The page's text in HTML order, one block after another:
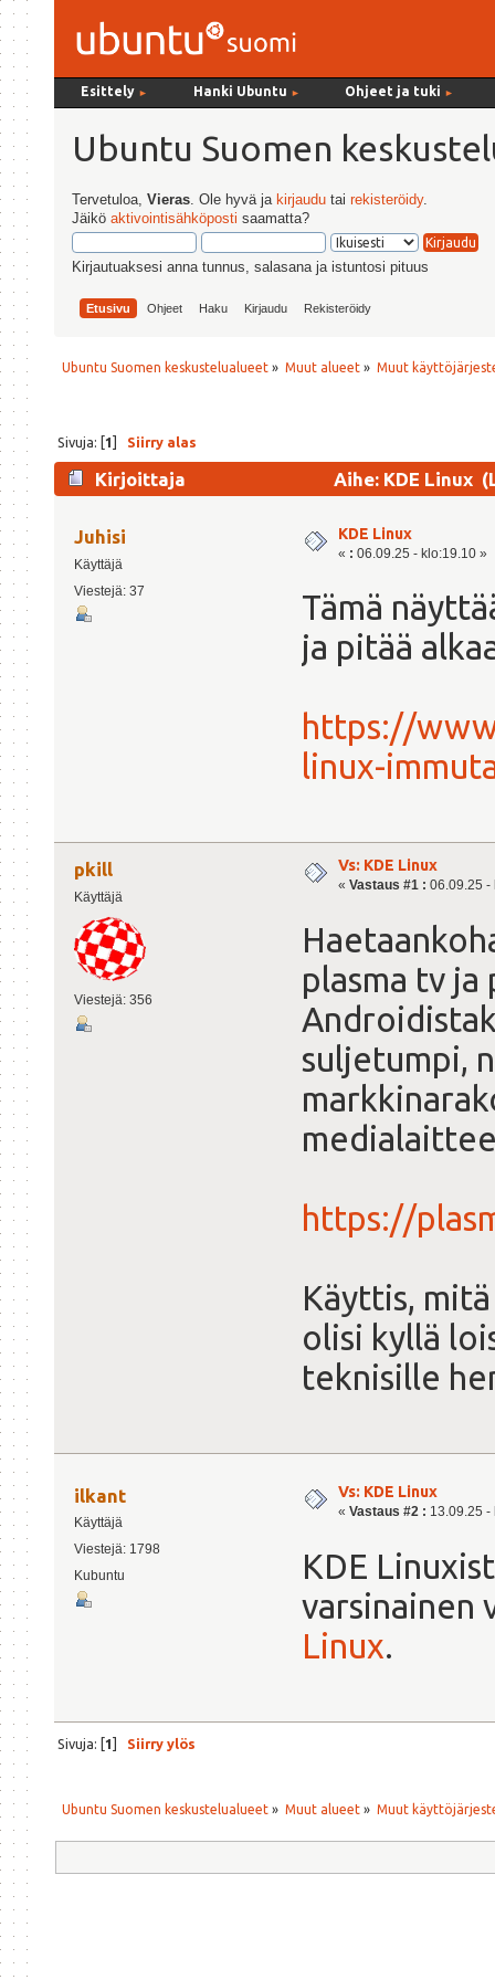
Esittely ► Hanki Ubuntu ► Ohjeet ja tuki ►
Ubuntu Suomen
Tervetuloa,Vieras . Ole hyvä ja kirjaudu tairekisteröidy.
Jäiköaktivointisähköposti saamatta?
Kirjautuaksesi anna tunnus, salasana ja istuntosi pituus
Etusivu Ohjeet Haku Kirjaudu Rekisteröidy
Ubuntu Suomen keskustelualueet » Muut alueet» Muut
Sivuja: [1] Siirry alas
Kirjoittaja Aihe: KDE Linux
Juhisi
Käyttäjä
Viestejä: 37
KDE Linux
« : 06.09.25 - klo:19.10 »
Tämä
ja pitää
https://
linux-
pkill
Käyttäjä
Viestejä: 356
Vs: KDE Linux
« Vastaus #1 : 06.09.25 -
plasma tv
suljetumpi,
https://
Käyttis,
olisi kyllä
teknisille
ilkant
Käyttäjä
Viestejä: 1798
Kubuntu
Vs: KDE Linux
« Vastaus #2 : 13.09.25 -
KDE
varsinainen
Linux.
Sivuja: [1] Siirry ylös
Ubuntu Suomen keskustelualueet » Muut alueet» Muut